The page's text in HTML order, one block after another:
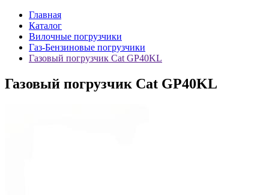
Главная
Каталог
Вилочные погрузчики
Газ-Бензиновые погрузчики
Газовый погрузчик Cat GP40KL
Газовый погрузчик Cat GP40KL